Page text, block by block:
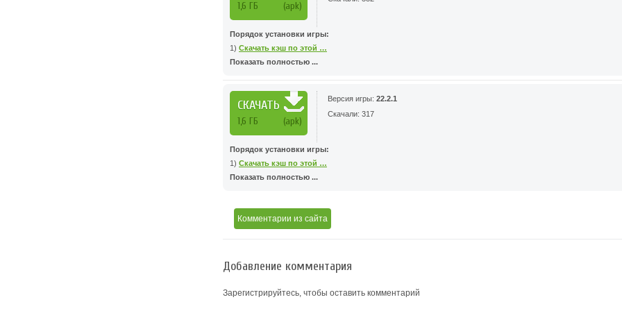
1,6 ГБ (apk)
Порядок установки игры:
1) Скачать кэш по этой …
Показать полностью ...
СКАЧАТЬ
1,6 ГБ (apk)
Версия игры: 22.2.1
Скачали: 317
Порядок установки игры:
1) Скачать кэш по этой …
Показать полностью ...
Комментарии из сайта
Добавление комментария
Зарегистрируйтесь, чтобы оставить комментарий